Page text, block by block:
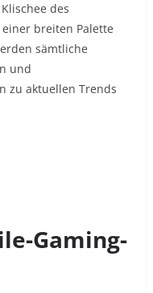
des
breiten Palette
sämtliche
und
zu aktuellen Trends
Gaming-